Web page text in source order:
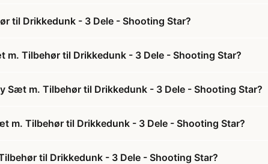
til Drikkedunk - 3 Dele - Shooting Star?
Tilbehør til Drikkedunk - 3 Dele - Shooting Star?
Sæt m. Tilbehør til Drikkedunk - 3 Dele - Shooting Star?
m. Tilbehør til Drikkedunk - 3 Dele - Shooting Star?
til Drikkedunk - 3 Dele - Shooting Star?